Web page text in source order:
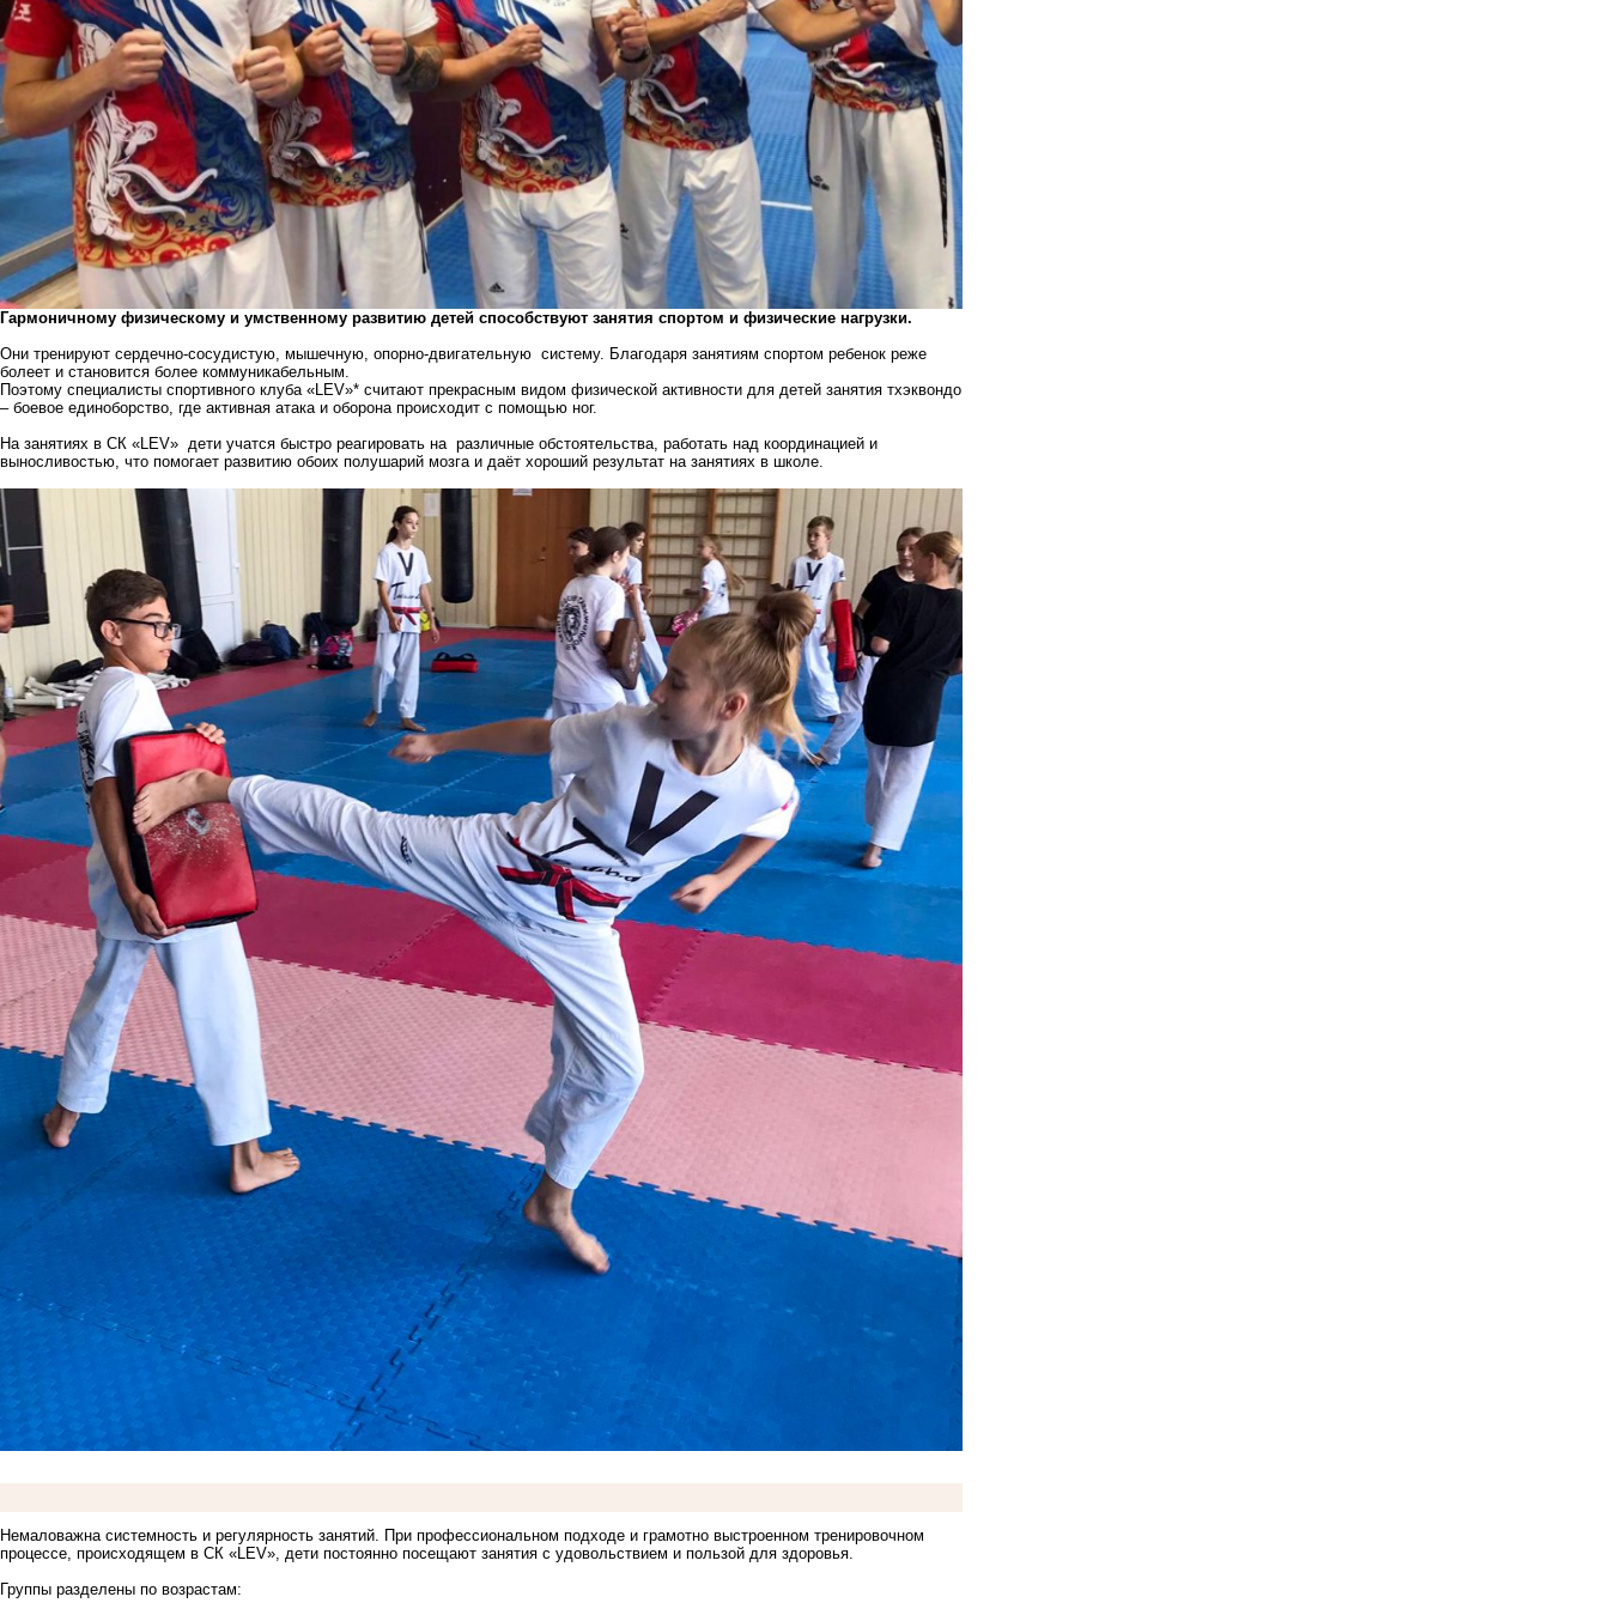
Гармоничному физическому и умственному развитию детей способствуют занятия спортом и физические нагрузки.
Они тренируют сердечно-сосудистую, мышечную, опорно-двигательную систему. Благодаря занятиям спортом ребенок реже
болеет и становится более коммуникабельным.
Поэтому специалисты спортивного клуба «LEV»* считают прекрасным видом физической активности для детей занятия тхэквондо
– боевое единоборство, где активная атака и оборона происходит с помощью ног.
На занятиях в СК «LEV» дети учатся быстро реагировать на различные обстоятельства, работать над координацией и
выносливостью, что помогает развитию обоих полушарий мозга и даёт хороший результат на занятиях в школе.
Немаловажна системность и регулярность занятий. При профессиональном подходе и грамотно выстроенном тренировочном
процессе, происходящем в СК «LEV» , дети постоянно посещают занятия с удовольствием и пользой для здоровья.
Группы разделены по возрастам: